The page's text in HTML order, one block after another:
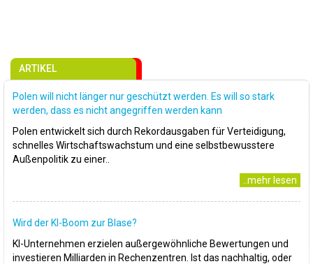
ARTIKEL
Polen will nicht länger nur geschützt werden. Es will so stark
werden, dass es nicht angegriffen werden kann
Polen entwickelt sich durch Rekordausgaben für Verteidigung,
schnelles Wirtschaftswachstum und eine selbstbewusstere
Außenpolitik zu einer..
..mehr lesen
Wird der KI-Boom zur Blase?
KI-Unternehmen erzielen außergewöhnliche Bewertungen und
investieren Milliarden in Rechenzentren. Ist das nachhaltig, oder